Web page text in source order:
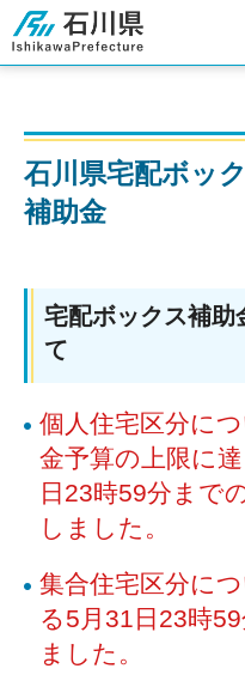
石川県
石川県宅配ボッ
補助金
宅配ボックス補助
て
個人住宅区分に
金予算の上限に
日23時59分まで
しました。
集合住宅区分に
る5月31日23時
ました。